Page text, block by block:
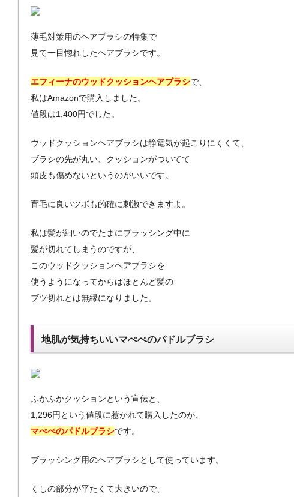
薄毛対策用のヘアブラシの特集で
見て一目惚れしたヘアブラシです。
エフィーナのウッドクッションヘアブラシで、
私はAmazonで購入しました。
値段は1,400円でした。
ウッドクッションヘアブラシは静電気が起こりにくくて、
ブラシの先が丸い、クッションがついてて
頭皮も傷めないというのがいいです。
育毛に良いツボも的確に刺激できますよ。
私は髪が細いのでたまにブラッシング中に
髪が切れてしまうのですが、
このウッドクッションヘアブラシを
使うようになってからはほとんど髪の
ブツ切れとは無縁になりました。
地肌が気持ちいいマぺぺのパドルブラシ
ふかふかクッションという宣伝と、
1,296円という値段に惹かれて購入したのが、
マぺぺのパドルブラシです。
ブラッシング用のヘアブラシとして使っています。
くしの部分が平たくて大きいので、